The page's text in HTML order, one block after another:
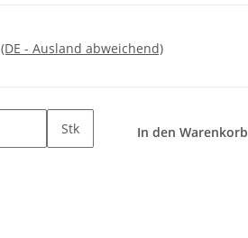
(DE - Ausland abweichend)
Stk In den Warenkorb